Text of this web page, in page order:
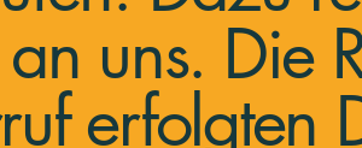
uns. Die
erfolgten